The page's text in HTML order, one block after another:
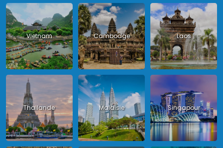
Vietnam Cambodge Laos
Thailande Malaisie Singapour